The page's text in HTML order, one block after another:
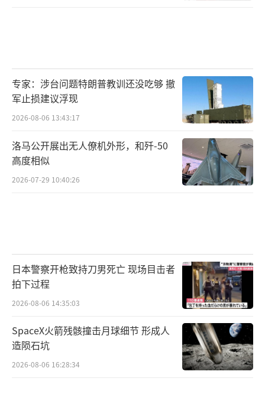
专家：涉台问题特朗普教训还没吃够 撤
军止损建议浮现
2026-08-06 13:43:17
洛马公开展出无人僚机外形，和歼-50
高度相似
2026-07-29 10:40:26
日本警察开枪致持刀男死亡 现场目击者
拍下过程
2026-08-06 14:35:03
SpaceX火箭残骸撞击月球细节 形成人
造陨石坑
2026-08-06 16:28:34